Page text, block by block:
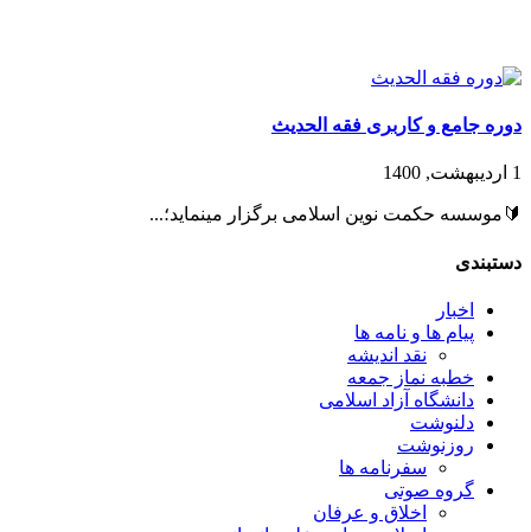
دوره جامع و کاربری فقه الحدیث
1 اردیبهشت, 1400
🔰موسسه حکمت نوین اسلامی برگزار مینماید؛...
دستبندی
اخبار
پیام ها و نامه ها
نقد اندیشه
خطبه نماز جمعه
دانشگاه آزاد اسلامی
دلنوشت
روزنوشت
سفرنامه ها
گروه صوتی
اخلاق و عرفان